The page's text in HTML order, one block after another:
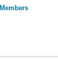
Members